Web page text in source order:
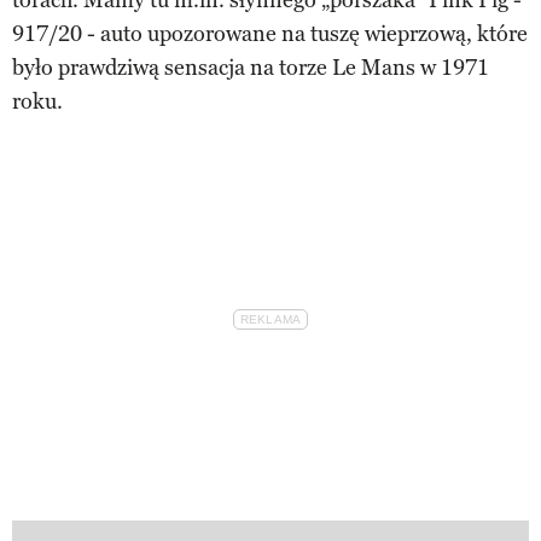
917/20 - auto upozorowane na tuszę wieprzową, które
było prawdziwą sensacja na torze Le Mans w 1971
roku.